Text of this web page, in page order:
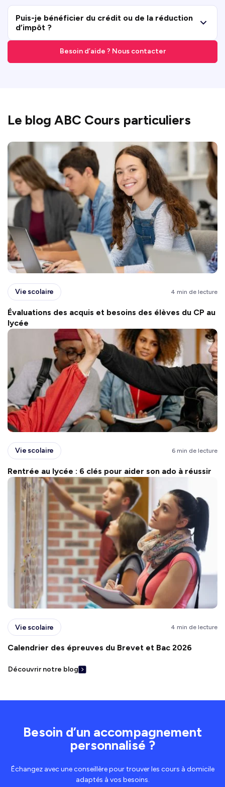
Puis-je bénéficier du crédit ou de la réduction
d’impôt ?
Besoin d’aide ? Nous contacter
Le blog ABC Cours particuliers
Vie scolaire 4 min de lecture
Évaluations des acquis et besoins des élèves du CP au
lycée
Vie scolaire 6 min de lecture
Rentrée au lycée : 6 clés pour aider son ado à réussir
Vie scolaire 4 min de lecture
Calendrier des épreuves du Brevet et Bac 2026
Découvrir notre blog
Besoin d’un accompagnement
personnalisé ?
Échangez avec une conseillère pour trouver les cours à domicile
adaptés à vos besoins.